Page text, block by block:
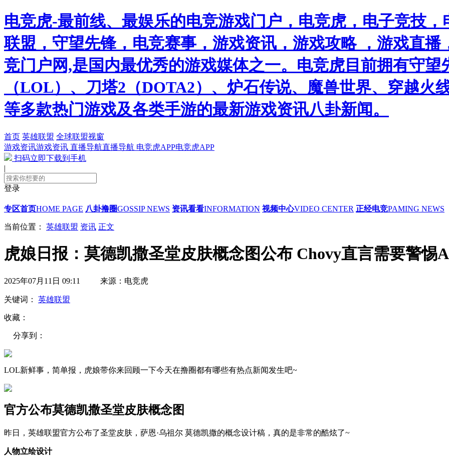
电竞虎-最前线、最娱乐的电竞游戏门户，电竞虎，电子竞技
联盟，守望先锋，电竞赛事，游戏资讯，游戏攻略 ，游戏直
竞门户网,是国内最优秀的游戏媒体之一。电竞虎目前拥有守
（LOL）、刀塔2（DOTA2）、炉石传说、魔兽世界、穿越火
等多款热门游戏及各类手游的最新游戏资讯八卦新闻。
首页 英雄联盟 全球联盟视窗
游戏资讯游戏资讯 直播导航直播导航 电竞虎APP电竞虎APP
扫码立即下载到手机
|
登录
专区首页HOME PAGE 八卦撸圈GOSSIP NEWS 资讯看看INFORMATION 视频中心VIDEO CENTER 正经电竞PAMING NEWS
当前位置： 英雄联盟 资讯 正文
虎娘日报：莫德凯撒圣堂皮肤概念图公布 Chovy直言需要警惕
2025年07月11日 09:11 来源：电竞虎
关键词： 英雄联盟
收藏：
分享到：
LOL新鲜事，简单报，虎娘带你来回顾一下今天在撸圈都有哪些有热点新闻发生吧~
官方公布莫德凯撒圣堂皮肤概念图
昨日，英雄联盟官方公布了圣堂皮肤，萨恩·乌祖尔 莫德凯撒的概念设计稿，真的是非常的酷炫了~
人物立绘设计